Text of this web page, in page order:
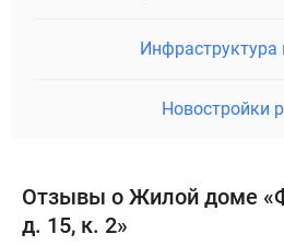
Инфраструктура
Новостройки
Отзывы о Жилой доме
д. 15, к. 2»